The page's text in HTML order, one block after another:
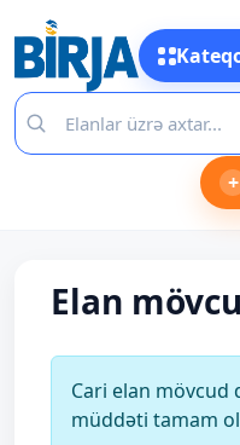
+
Elan
Cari elan mövcud
müddəti tamam